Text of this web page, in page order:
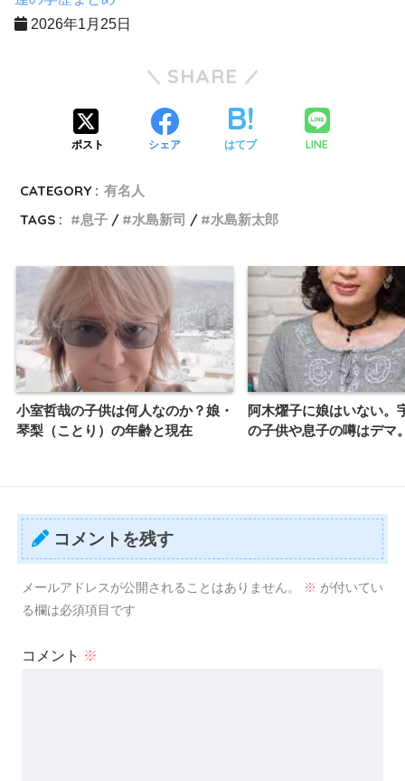
2026年1月25日
SHARE
ポスト シェア はてブ LINE
CATEGORY : 有名人
TAGS :
息子 水島新司 水島新太郎
小室哲哉の子供は何人なのか？娘・
琴梨（ことり）の年齢と現在
阿木燿子に娘はいない。
の子供や息子の噂はデマ
コメントを残す
メールアドレスが公開されることはありません。 ※ が付いてい
る欄は必須項目です
コメント ※